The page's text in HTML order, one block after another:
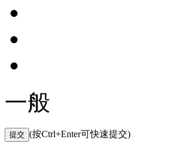
一般
提交 (按Ctrl+Enter可快速提交)